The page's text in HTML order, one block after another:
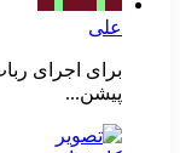
علی
برای اجرای
پیشن...